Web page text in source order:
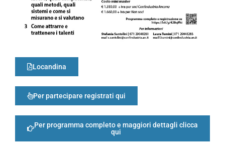
Locandina
Per partecipare registrati qui
Per programma completo e maggiori dettagli clicca
qui